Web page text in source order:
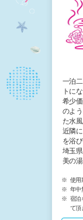
一泊
トに
希少
のよ
た水
近隣
を浴
埼玉
美の
使用
年中
宿泊
て頂